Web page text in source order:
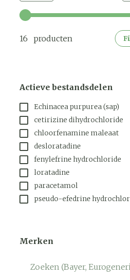
Gebruik de pijltjestoetsen
16 producten
Actieve bestandsdelen
Echinacea purpurea (sap)
cetirizine dihydrochloride
chloorfenamine maleaat
desloratadine
fenylefrine hydrochloride
loratadine
paracetamol
pseudo-efedrine
Merken